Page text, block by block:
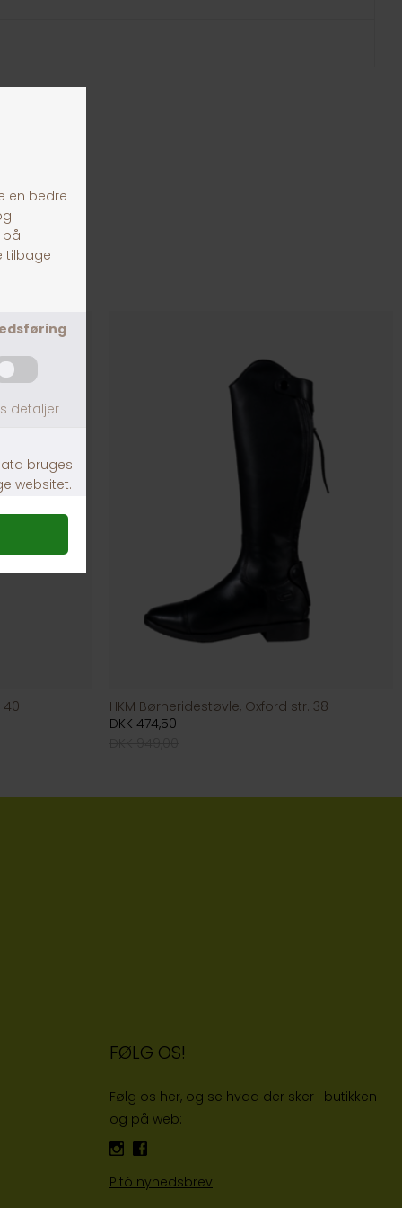
40
HKM Børneridestøvle, Oxford str. 38
DKK 474,50
FØLG OS!
Følg os her, og se hvad der sker i butikken
og på web:
Pitó nyhedsbrev